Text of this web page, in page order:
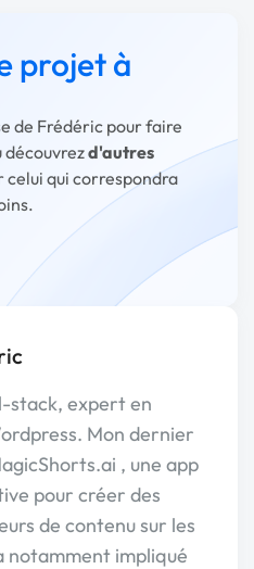
projet à
de Frédéric pour faire
d'autres
celui qui correspondra
stack, expert en
Mon dernier
, une app
pour créer des
de contenu sur les
notamment impliqué